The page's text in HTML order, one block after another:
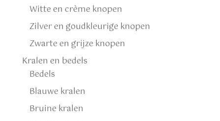
Witte en crème knopen
Zilver en goudkleurige knopen
Zwarte en grijze knopen
Kralen en bedels
Bedels
Blauwe kralen
Bruine kralen